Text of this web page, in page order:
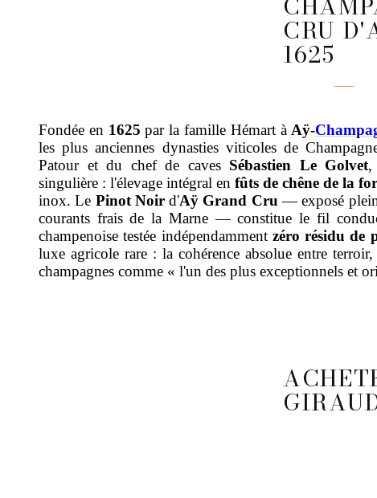
CRU
1625
Fondée en 1625 par la famille Hémart à Aÿ-
les plus anciennes dynasties viticoles de
Patour et du chef de caves Sébastien Le Golvet,
singulière : l'élevage intégral en fûts de chêne de la
inox. Le Pinot Noird'Aÿ Grand Cru — exposé plein
courants frais de la Marne — constitue le fil
champenoise testée indépendamment zéro résidu de
luxe agricole rare : la cohérence absolue entre
champagnes comme « l'un des plus exceptionnels et